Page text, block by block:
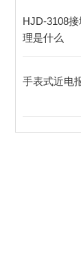
HJD-3108
理是什么
手表式近电